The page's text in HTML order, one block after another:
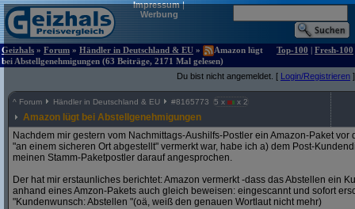
Impressum|
Werbung
Geizhals » Forum » Händler in Deutschland & EU »
Amazon lügt
bei Abstellgenehmigungen (63 Beiträge, 2171 Mal gelesen)
Top-100 | Fresh-100
Du bist nicht angemeldet. [ Login/Registrieren ]
^ Forum Händler in Deutschland & EU #8165773 5 x x 2
Amazon lügt bei Abstellgenehmigungen
Nachdem mir gestern vom Nachmittags-Aushilfs-Postler ein Amazon-Paket
"an einem sicheren Ort abgestellt" vermerkt war, habe ich a) dem Post-
meinen Stamm-Paketpostler darauf angesprochen.
Der hat mir erstaunliches berichtet: Amazon vermerkt -dass das Abstellen ein
anhand eines Amzon-Pakets auch gleich beweisen: eingescannt und sofort
"Kundenwunsch: Abstellen "(oä, weiß den genauen Wortlaut nicht mehr)